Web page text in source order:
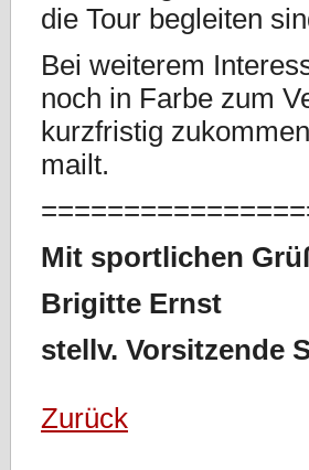
die Tour begleiten
Bei weiterem
noch in Farbe zum
kurzfristig
mailt.
Mit sportlichen
Brigitte Ernst
stellv. Vorsitzende
Zurück